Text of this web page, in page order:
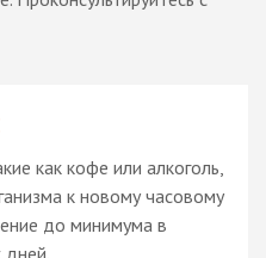
как кофе или алкоголь,
к новому часовому
до минимума в